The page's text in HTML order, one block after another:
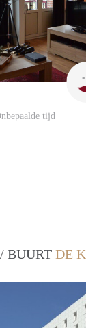
tijd
BUURT DE